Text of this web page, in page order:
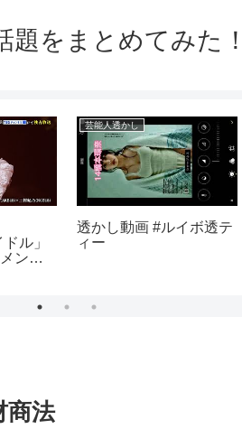
題をまとめてみた！
ル」
ンバ
芸能人透かし
透かし動画 #ルイボ透テ
ィー
商法